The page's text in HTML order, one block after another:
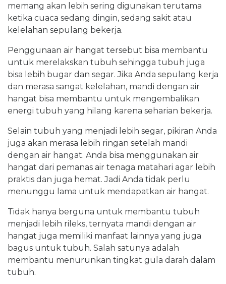
memang akan lebih sering digunakan terutama
ketika cuaca sedang dingin, sedang sakit atau
kelelahan sepulang bekerja.
Penggunaan air hangat tersebut bisa membantu
untuk merelakskan tubuh sehingga tubuh juga
bisa lebih bugar dan segar. Jika Anda sepulang kerja
dan merasa sangat kelelahan, mandi dengan air
hangat bisa membantu untuk mengembalikan
energi tubuh yang hilang karena seharian bekerja.
Selain tubuh yang menjadi lebih segar, pikiran Anda
juga akan merasa lebih ringan setelah mandi
dengan air hangat. Anda bisa menggunakan air
hangat dari pemanas air tenaga matahari agar lebih
praktis dan juga hemat. Jadi Anda tidak perlu
menunggu lama untuk mendapatkan air hangat.
Tidak hanya berguna untuk membantu tubuh
menjadi lebih rileks, ternyata mandi dengan air
hangat juga memiliki manfaat lainnya yang juga
bagus untuk tubuh. Salah satunya adalah
membantu menurunkan tingkat gula darah dalam
tubuh.